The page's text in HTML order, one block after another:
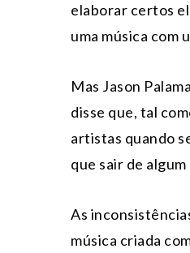
elaborar certos
uma música com
Mas Jason
disse que, tal
artistas quando
que sair de
As
música criada